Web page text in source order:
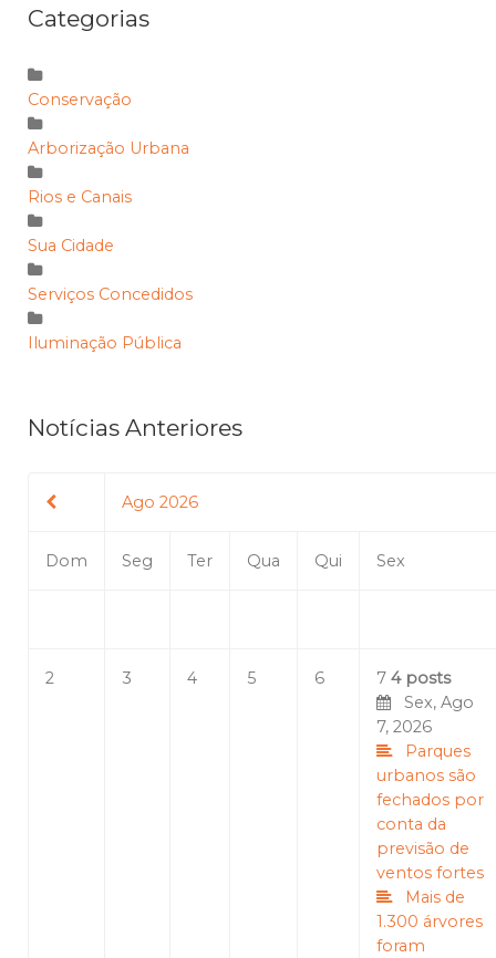
Categorias
Conservação
Arborização Urbana
Rios e Canais
Sua Cidade
Serviços Concedidos
Iluminação Pública
Notícias Anteriores
Ago 2026
Dom Seg Ter Qua Qui Sex
2 3 4 5 6 7 4 posts
Sex, Ago
7, 2026
Parques
urbanos são
fechados por
conta da
previsão de
ventos fortes
Mais de
1.300 árvores
foram